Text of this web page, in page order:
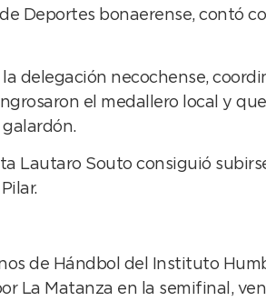
Deportes bonaerense, contó
delegación necochense,
el medallero local y
Lautaro Souto consiguió
de Hándbol del Instituto
La Matanza en la semifinal,